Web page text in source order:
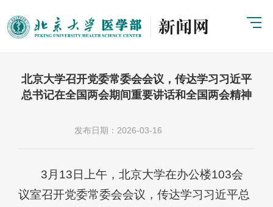
北京大学召开党委常委会会议，传达学习习近平
总书记在全国两会期间重要讲话和全国两会精神
发布日期：2026-03-16
3月13日上午，北京大学在办公楼103会
议室召开党委常委会会议，传达学习习近平总